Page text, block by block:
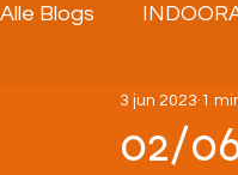
Alle Blogs
STRATENLOPEN
02/
3 jun 2023 1